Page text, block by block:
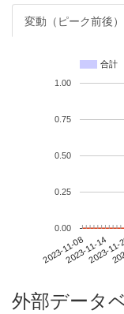
変動（ピーク前後）
合計
2023-11-082023-11-14
2023-
0.00
0.25
0.50
0.75
1.00
外部データ